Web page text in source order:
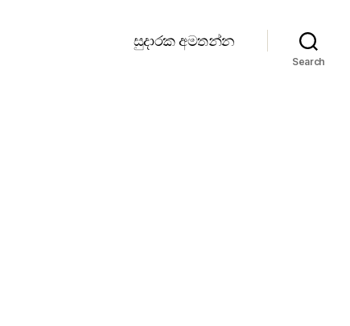
සුදාරක අමතන්න
Search